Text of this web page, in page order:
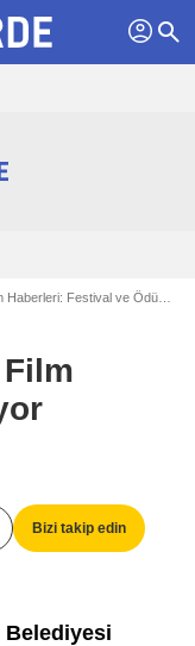
profil search
Haberleri: Festival ve Ödüller
Bizi takip edin
Belediyesi